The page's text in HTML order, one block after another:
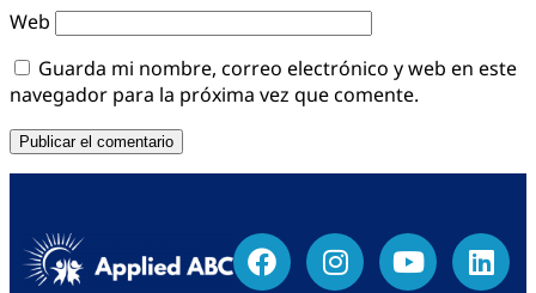
Web
Guarda mi nombre, correo electrónico y web en este
navegador para la próxima vez que comente.